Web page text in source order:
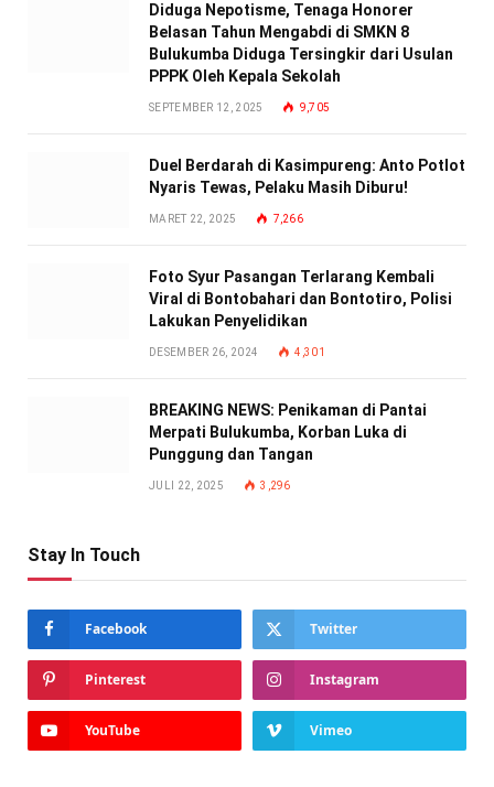
Diduga Nepotisme, Tenaga Honorer
Belasan Tahun Mengabdi di SMKN 8
Bulukumba Diduga Tersingkir dari Usulan
PPPK Oleh Kepala Sekolah
SEPTEMBER 12, 2025 9,705
Duel Berdarah di Kasimpureng: Anto Potlot
Nyaris Tewas, Pelaku Masih Diburu!
MARET 22, 2025 7,266
Foto Syur Pasangan Terlarang Kembali
Viral di Bontobahari dan Bontotiro, Polisi
Lakukan Penyelidikan
DESEMBER 26, 2024 4,301
BREAKING NEWS: Penikaman di Pantai
Merpati Bulukumba, Korban Luka di
Punggung dan Tangan
JULI 22, 2025 3,296
Stay In Touch
Facebook Twitter
Pinterest Instagram
YouTube Vimeo